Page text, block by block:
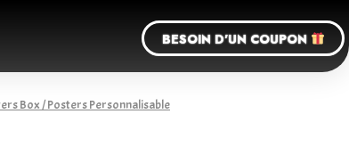
BESOIN D'UN COUPON
Box/ Posters Personnalisable